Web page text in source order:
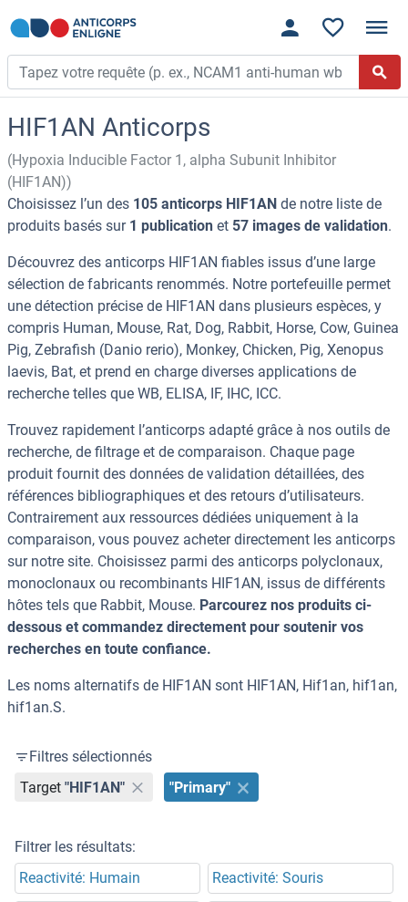
HIF1AN Anticorps
(Hypoxia Inducible Factor 1, alpha Subunit Inhibitor
(HIF1AN))
Choisissez l’un des 105 anticorps HIF1AN de notre liste de
produits basés sur 1 publication et 57 images de validation.
Découvrez des anticorps HIF1AN fiables issus d’une large
sélection de fabricants renommés. Notre portefeuille permet
une détection précise de HIF1AN dans plusieurs espèces, y
compris Human, Mouse, Rat, Dog, Rabbit, Horse, Cow, Guinea
Pig, Zebrafish (Danio rerio), Monkey, Chicken, Pig, Xenopus
laevis, Bat, et prend en charge diverses applications de
recherche telles que WB, ELISA, IF, IHC, ICC.
Trouvez rapidement l’anticorps adapté grâce à nos outils de
recherche, de filtrage et de comparaison. Chaque page
produit fournit des données de validation détaillées, des
références bibliographiques et des retours d’utilisateurs.
Contrairement aux ressources dédiées uniquement à la
comparaison, vous pouvez acheter directement les anticorps
sur notre site. Choisissez parmi des anticorps polyclonaux,
monoclonaux ou recombinants HIF1AN, issus de différents
hôtes tels que Rabbit, Mouse. Parcourez nos produits ci-
dessous et commandez directement pour soutenir vos
recherches en toute confiance.
Les noms alternatifs de HIF1AN sont HIF1AN, Hif1an, hif1an,
hif1an.S.
Filtres sélectionnés
Target "HIF1AN" "Primary"
Filtrer les résultats:
Reactivité: Humain
Reactivité: Souris